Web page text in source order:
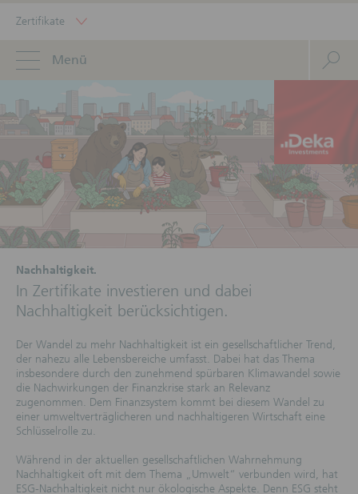
Zertifikate
Menü
Nachhaltigkeit.
In Zertifikate investieren und dabei
Nachhaltigkeit berücksichtigen.
Der Wandel zu mehr Nachhaltigkeit ist ein gesellschaftlicher Trend,
der nahezu alle Lebensbereiche umfasst. Dabei hat das Thema
insbesondere durch den zunehmend spürbaren Klimawandel sowie
die Nachwirkungen der Finanzkrise stark an Relevanz
zugenommen. Dem Finanzsystem kommt bei diesem Wandel zu
einer umweltverträglicheren und nachhaltigeren Wirtschaft eine
Schlüsselrolle zu.
Während in der aktuellen gesellschaftlichen Wahrnehmung
Nachhaltigkeit oft mit dem Thema „Umwelt“ verbunden wird, hat
ESG-Nachhaltigkeit nicht nur ökologische Aspekte. Denn ESG steht